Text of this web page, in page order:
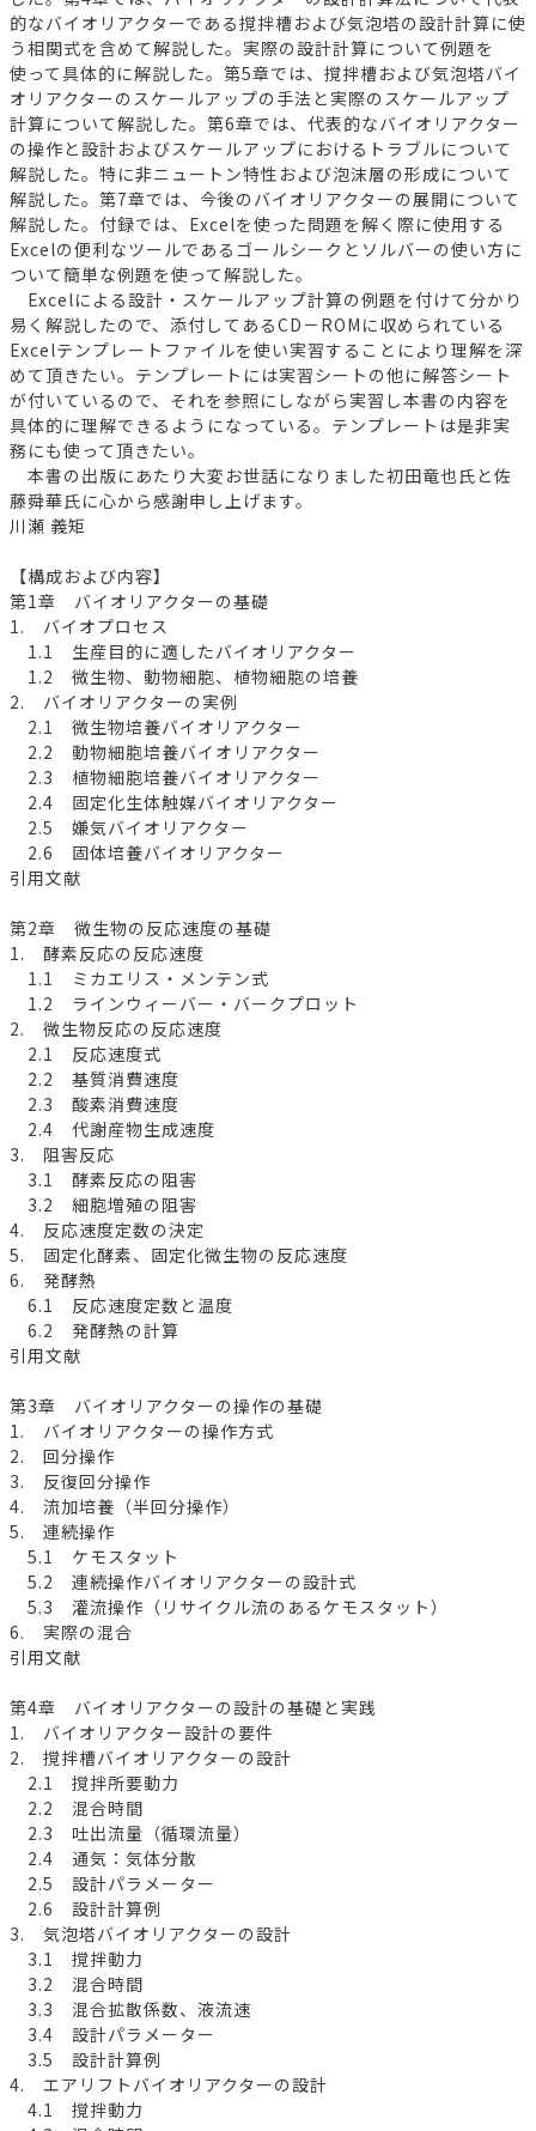
的なバイオリアクターである撹拌槽および気泡塔の設計計算に使
う相関式を含めて解説した。実際の設計計算について例題を
使って具体的に解説した。第5章では、撹拌槽および気泡塔バイ
オリアクターのスケールアップの手法と実際のスケールアップ
計算について解説した。第6章では、代表的なバイオリアクター
の操作と設計およびスケールアップにおけるトラブルについて
解説した。特に非ニュートン特性および泡沫層の形成について
解説した。第7章では、今後のバイオリアクターの展開について
解説した。付録では、Excelを使った問題を解く際に使用する
Excelの便利なツールであるゴールシークとソルバーの使い方に
ついて簡単な例題を使って解説した。
Excelによる設計・スケールアップ計算の例題を付けて分かり
易く解説したので、添付してあるCD－ROMに収められている
Excelテンプレートファイルを使い実習することにより理解を深
めて頂きたい。テンプレートには実習シートの他に解答シート
が付いているので、それを参照にしながら実習し本書の内容を
具体的に理解できるようになっている。テンプレートは是非実
務にも使って頂きたい。
本書の出版にあたり大変お世話になりました初田竜也氏と佐
藤舜華氏に心から感謝申し上げます。
川瀬 義矩
【構成および内容】
第1章 バイオリアクターの基礎
1. バイオプロセス
1.1 生産目的に適したバイオリアクター
1.2 微生物、動物細胞、植物細胞の培養
2. バイオリアクターの実例
2.1 微生物培養バイオリアクター
2.2 動物細胞培養バイオリアクター
2.3 植物細胞培養バイオリアクター
2.4 固定化生体触媒バイオリアクター
2.5 嫌気バイオリアクター
2.6 固体培養バイオリアクター
引用文献
第2章 微生物の反応速度の基礎
1. 酵素反応の反応速度
1.1 ミカエリス・メンテン式
1.2 ラインウィーバー・バークプロット
2. 微生物反応の反応速度
2.1 反応速度式
2.2 基質消費速度
2.3 酸素消費速度
2.4 代謝産物生成速度
3. 阻害反応
3.1 酵素反応の阻害
3.2 細胞増殖の阻害
4. 反応速度定数の決定
5. 固定化酵素、固定化微生物の反応速度
6. 発酵熱
6.1 反応速度定数と温度
6.2 発酵熱の計算
引用文献
第3章 バイオリアクターの操作の基礎
1. バイオリアクターの操作方式
2. 回分操作
3. 反復回分操作
4. 流加培養（半回分操作）
5. 連続操作
5.1 ケモスタット
5.2 連続操作バイオリアクターの設計式
5.3 灌流操作（リサイクル流のあるケモスタット）
6. 実際の混合
引用文献
第4章 バイオリアクターの設計の基礎と実践
1. バイオリアクター設計の要件
2. 撹拌槽バイオリアクターの設計
2.1 撹拌所要動力
2.2 混合時間
2.3 吐出流量（循環流量）
2.4 通気：気体分散
2.5 設計パラメーター
2.6 設計計算例
3. 気泡塔バイオリアクターの設計
3.1 撹拌動力
3.2 混合時間
3.3 混合拡散係数、液流速
3.4 設計パラメーター
3.5 設計計算例
4. エアリフトバイオリアクターの設計
4.1 撹拌動力